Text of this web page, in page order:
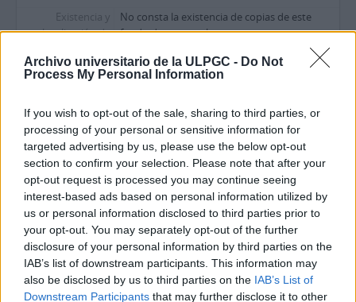
Archivo universitario de la ULPGC - Do Not
Process My Personal Information
If you wish to opt-out of the sale, sharing to third parties, or
processing of your personal or sensitive information for
targeted advertising by us, please use the below opt-out
section to confirm your selection. Please note that after your
opt-out request is processed you may continue seeing
interest-based ads based on personal information utilized by
us or personal information disclosed to third parties prior to
your opt-out. You may separately opt-out of the further
disclosure of your personal information by third parties on the
IAB’s list of downstream participants. This information may
also be disclosed by us to third parties on the IAB’s List of
Downstream Participants that may further disclose it to other
Existencia y
localización de
No consta la existencia de copias de este
fondo documental.
Área de notas
Martínez Morilla
Notas
Archivo depositado en el Edificio Central de la
Biblioteca Universitaria (sótano 2)
Notas
Discurso de D. Jesús Telo Núñez, en el acto de
investidura como Doctor Honoris Causa por
la ULPGC.
Excelentísimo señor Rector Magnífico de la
Universidad de Las
Palmas de Gran Canaria, excelentísimas e
ilustrísimas Autoridades,